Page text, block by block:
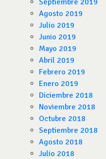
Septiembre 2019
Agosto 2019
Julio 2019
Junio 2019
Mayo 2019
Abril 2019
Febrero 2019
Enero 2019
Diciembre 2018
Noviembre 2018
Octubre 2018
Septiembre 2018
Agosto 2018
Julio 2018